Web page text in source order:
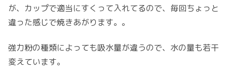
が、カップで適当にすくって入れてるので、毎回ちょっと
違った感じで焼きあがります。。
強力粉の種類によっても吸水量が違うので、水の量も若干
変えています。